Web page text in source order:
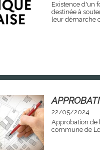
Existence d'un
destinée à
leur démarche
22/05/2024
Approbation de
commune de